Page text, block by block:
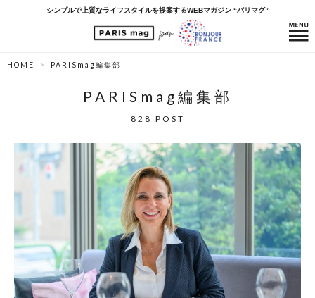
シンプルで上質なライフスタイルを提案するWEBマガジン “パリマグ”
HOME PARISmag編集部
PARISmag編集部
828 POST